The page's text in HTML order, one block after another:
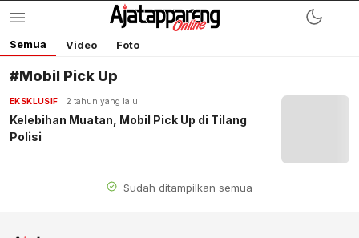
Semua Video Foto
#Mobil Pick Up
EKSKLUSIF 2 tahun yang lalu
Kelebihan Muatan, Mobil Pick Up di Tilang
Polisi
Sudah ditampilkan semua